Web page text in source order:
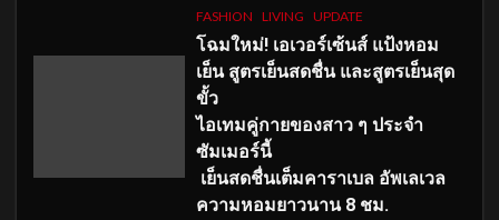
FASHION LIVING UPDATE
โฉมใหม่! เอเวอร์เซ้นส์ แป้งหอม
เย็น สูตรเย็นสดชื่น และสูตรเย็นสุด
ขั้ว
ไอเทมคู่กายของสาว ๆ ประจำ
ซัมเมอร์นี้
เย็นสดชื่นเต็มคาราเบล อัพเลเวล
ความหอมยาวนาน 8 ชม.